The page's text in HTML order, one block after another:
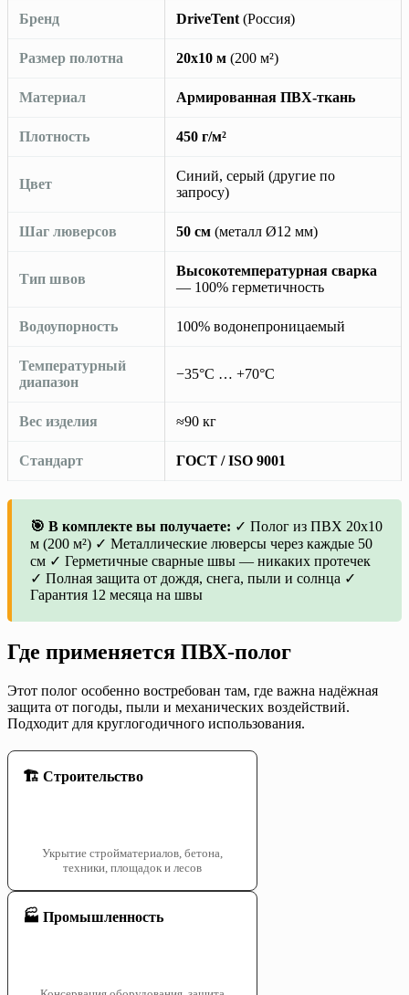
Бренд DriveTent (Россия)
Размер полотна 20х10 м (200 м²)
Материал Армированная ПВХ-ткань
Плотность 450 г/м²
Цвет
Синий, серый (другие по
запросу)
Шаг люверсов 50 см (металл Ø12 мм)
Тип швов
Высокотемпературная сварка
— 100% герметичность
Водоупорность 100% водонепроницаемый
Температурный
диапазон
−35°C … +70°C
Вес изделия ≈90 кг
Стандарт ГОСТ / ISO 9001
🎯 В комплекте вы получаете: ✓ Полог из ПВХ 20х10
м (200 м²) ✓ Металлические люверсы через каждые 50
см ✓ Герметичные сварные швы — никаких протечек
✓ Полная защита от дождя, снега, пыли и солнца ✓
Гарантия 12 месяца на швы
Где применяется ПВХ-полог
Этот полог особенно востребован там, где важна надёжная
защита от погоды, пыли и механических воздействий.
Подходит для круглогодичного использования.
🏗️ Строительство
Укрытие стройматериалов, бетона,
техники, площадок и лесов
🏭 Промышленность